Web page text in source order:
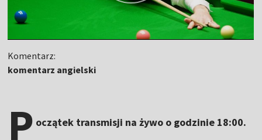
Komentarz:
komentarz angielski
P oczątek transmisji na żywo o godzinie 18:00.